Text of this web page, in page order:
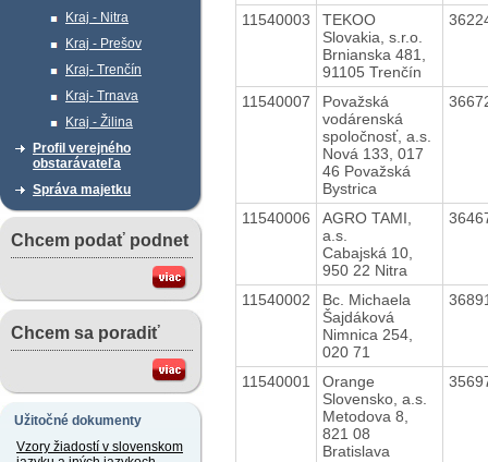
Kraj - Nitra
Kraj - Prešov
Kraj- Trenčín
Kraj- Trnava
Kraj - Žilina
Profil verejného
obstarávateľa
Správa majetku
Chcem podať podnet
Chcem sa poradiť
Užitočné dokumenty
Vzory žiadostí v slovenskom
11540003
TEKOO
Slovakia, s.r.o.
Brnianska 481,
91105 Trenčín
11540007
Považská
vodárenská
spoločnosť, a.s.
Nová 133, 017
46 Považská
Bystrica
11540006
AGRO TAMI,
a.s.
Cabajská 10,
950 22 Nitra
11540002
Bc. Michaela
Šajdáková
Nimnica 254,
020 71
11540001
Orange
Slovensko, a.s.
Metodova 8,
821 08
Bratislava